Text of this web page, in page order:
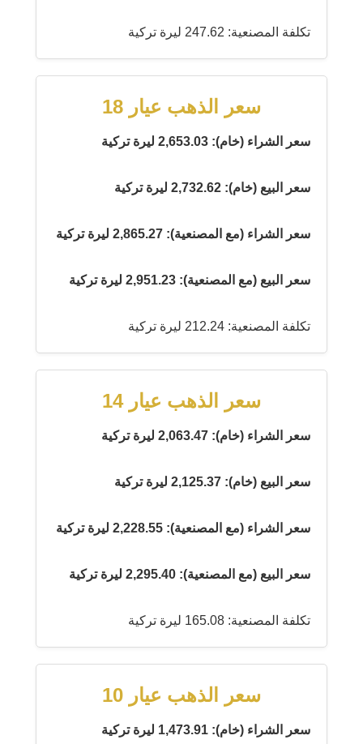
تكلفة المصنعية: 247.62 ليرة تركية
سعر الذهب عيار 18
سعر الشراء (خام): 2,653.03 ليرة تركية
سعر البيع (خام): 2,732.62 ليرة تركية
سعر الشراء (مع المصنعية): 2,865.27 ليرة تركية
سعر البيع (مع المصنعية): 2,951.23 ليرة تركية
تكلفة المصنعية: 212.24 ليرة تركية
سعر الذهب عيار 14
سعر الشراء (خام): 2,063.47 ليرة تركية
سعر البيع (خام): 2,125.37 ليرة تركية
سعر الشراء (مع المصنعية): 2,228.55 ليرة تركية
سعر البيع (مع المصنعية): 2,295.40 ليرة تركية
تكلفة المصنعية: 165.08 ليرة تركية
سعر الذهب عيار 10
سعر الشراء (خام): 1,473.91 ليرة تركية